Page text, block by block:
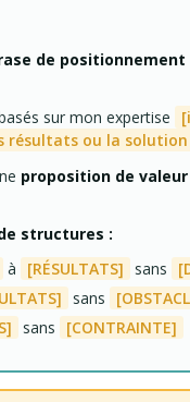
de
sur mon expertise
résultats ou la
proposition de
structures :
à [RÉSULTATS] sans
sans
sans [CONTRAINTE]